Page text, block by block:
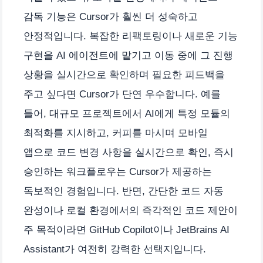
감독 기능은 Cursor가 훨씬 더 성숙하고
안정적입니다. 복잡한 리팩토링이나 새로운 기능
구현을 AI 에이전트에 맡기고 이동 중에 그 진행
상황을 실시간으로 확인하며 필요한 피드백을
주고 싶다면 Cursor가 단연 우수합니다. 예를
들어, 대규모 프로젝트에서 AI에게 특정 모듈의
최적화를 지시하고, 커피를 마시며 모바일
앱으로 코드 변경 사항을 실시간으로 확인, 즉시
승인하는 워크플로우는 Cursor가 제공하는
독보적인 경험입니다. 반면, 간단한 코드 자동
완성이나 로컬 환경에서의 즉각적인 코드 제안이
주 목적이라면 GitHub Copilot이나 JetBrains AI
Assistant가 여전히 강력한 선택지입니다.